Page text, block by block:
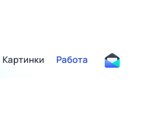
Картинки Работа